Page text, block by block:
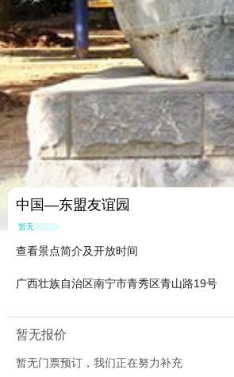
中国—东盟友谊园
暂无点评
查看景点简介及开放时间
广西壮族自治区南宁市青秀区青山路19号
暂无报价
暂无门票预订，我们正在努力补充